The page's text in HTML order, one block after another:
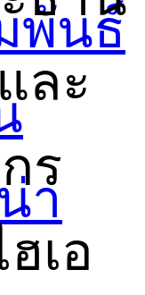
พันธ์
า
ละ
ร
เอ